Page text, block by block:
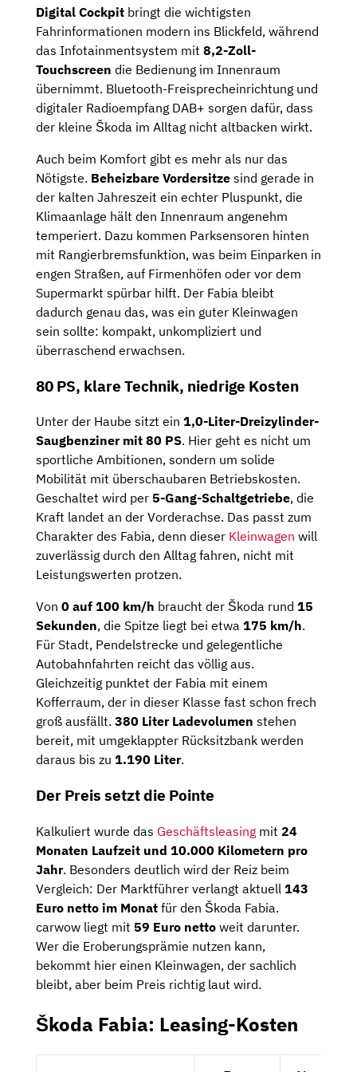
Digital Cockpit bringt die wichtigsten
Fahrinformationen modern ins Blickfeld, während
das Infotainmentsystem mit 8,2-Zoll-
Touchscreen die Bedienung im Innenraum
übernimmt. Bluetooth-Freisprecheinrichtung und
digitaler Radioempfang DAB+ sorgen dafür, dass
der kleine Škoda im Alltag nicht altbacken wirkt.
Auch beim Komfort gibt es mehr als nur das
Nötigste. Beheizbare Vordersitze sind gerade in
der kalten Jahreszeit ein echter Pluspunkt, die
Klimaanlage hält den Innenraum angenehm
temperiert. Dazu kommen Parksensoren hinten
mit Rangierbremsfunktion, was beim Einparken in
engen Straßen, auf Firmenhöfen oder vor dem
Supermarkt spürbar hilft. Der Fabia bleibt
dadurch genau das, was ein guter Kleinwagen
sein sollte: kompakt, unkompliziert und
überraschend erwachsen.
80 PS, klare Technik, niedrige Kosten
Unter der Haube sitzt ein 1,0-Liter-Dreizylinder-
Saugbenziner mit 80 PS. Hier geht es nicht um
sportliche Ambitionen, sondern um solide
Mobilität mit überschaubaren Betriebskosten.
Geschaltet wird per 5-Gang-Schaltgetriebe, die
Kraft landet an der Vorderachse. Das passt zum
Charakter des Fabia, denn dieser Kleinwagen will
zuverlässig durch den Alltag fahren, nicht mit
Leistungswerten protzen.
Von 0 auf 100 km/h braucht der Škoda rund 15
Sekunden, die Spitze liegt bei etwa 175 km/h.
Für Stadt, Pendelstrecke und gelegentliche
Autobahnfahrten reicht das völlig aus.
Gleichzeitig punktet der Fabia mit einem
Kofferraum, der in dieser Klasse fast schon frech
groß ausfällt. 380 Liter Ladevolumen stehen
bereit, mit umgeklappter Rücksitzbank werden
daraus bis zu 1.190 Liter.
Der Preis setzt die Pointe
Kalkuliert wurde das Geschäftsleasing mit 24
Monaten Laufzeit und 10.000 Kilometern pro
Jahr. Besonders deutlich wird der Reiz beim
Vergleich: Der Marktführer verlangt aktuell 143
Euro netto im Monat für den Škoda Fabia.
carwow liegt mit 59 Euro netto weit darunter.
Wer die Eroberungsprämie nutzen kann,
bekommt hier einen Kleinwagen, der sachlich
bleibt, aber beim Preis richtig laut wird.
Škoda Fabia: Leasing-Kosten